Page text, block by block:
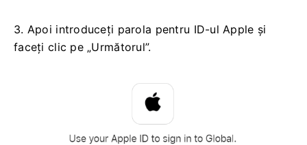
3. Apoi introduceți parola pentru ID-ul Apple și
faceți clic pe „Următorul”.